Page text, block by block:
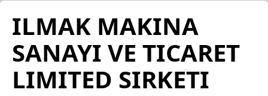
ILMAK MAKINA
SANAYI VE TICARET
LIMITED SIRKETI